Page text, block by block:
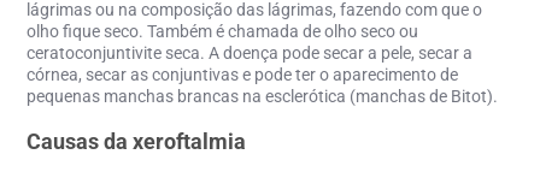
lágrimas ou na composição das lágrimas, fazendo com que o
olho fique seco. Também é chamada de olho seco ou
ceratoconjuntivite seca. A doença pode secar a pele, secar a
córnea, secar as conjuntivas e pode ter o aparecimento de
pequenas manchas brancas na esclerótica (manchas de Bitot).
Causas da xeroftalmia